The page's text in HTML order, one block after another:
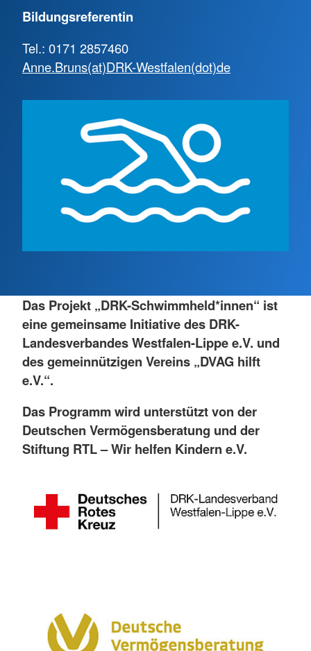
Bildungsreferentin
Tel.: 0171 2857460
Anne.Bruns(at)DRK-Westfalen(dot)de
Das Projekt „DRK-Schwimmheld*innen“ ist
eine gemeinsame Initiative des DRK-
Landesverbandes Westfalen-Lippe e.V. und
des gemeinnützigen Vereins „DVAG hilft
e.V.“.
Das Programm wird unterstützt von der
Deutschen Vermögensberatung und der
Stiftung RTL – Wir helfen Kindern e.V.